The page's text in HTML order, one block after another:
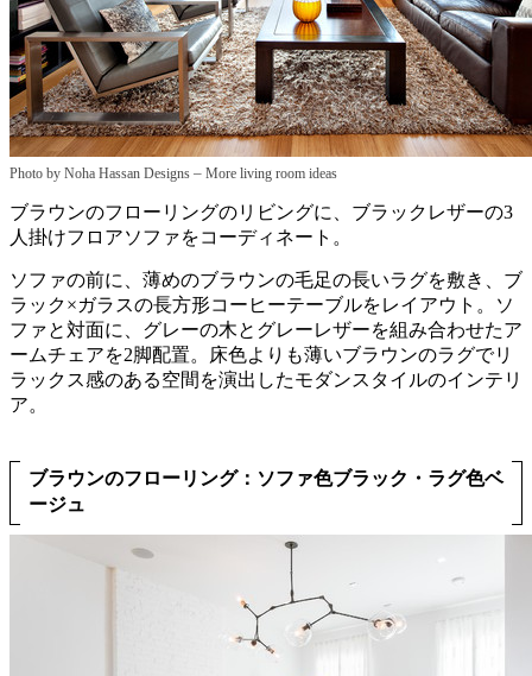
Photo by Noha Hassan Designs – More living room ideas
ブラウンのフローリングのリビングに、ブラックレザーの3
人掛けフロアソファをコーディネート。
ソファの前に、薄めのブラウンの毛足の長いラグを敷き、ブ
ラック×ガラスの長方形コーヒーテーブルをレイアウト。ソ
ファと対面に、グレーの木とグレーレザーを組み合わせたア
ームチェアを2脚配置。床色よりも薄いブラウンのラグでリ
ラックス感のある空間を演出したモダンスタイルのインテリ
ア。
ブラウンのフローリング：ソファ色ブラック・ラグ色ベ
ージュ